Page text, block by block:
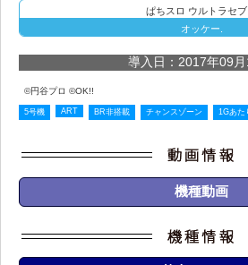
ぱちスロ ウルトラセブ
オッケー.
導入日：2017年09月
©円谷プロ ©OK!!
5号機 ART BR非搭載 チャンスゾーン 1Gあた
機種動画